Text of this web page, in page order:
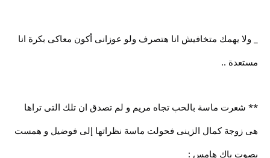
_ ولا يهمك متخافيش انا هتصرف ولو عوزانى أكون معاكى بكرة انا
مستعدة ..
** شعرت ماسة بالحب تجاه مريم و لم تصدق ان تلك التى تراها
هى زوجة كمال الزينى فحولت ماسة نظراتها إلى فوضيل و همست
بصوت باك هامس :